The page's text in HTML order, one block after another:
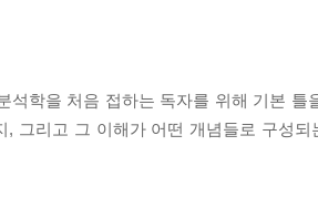
학을 처음 접하는 독자를 위해 기본 틀
그리고 그 이해가 어떤 개념들로 구성